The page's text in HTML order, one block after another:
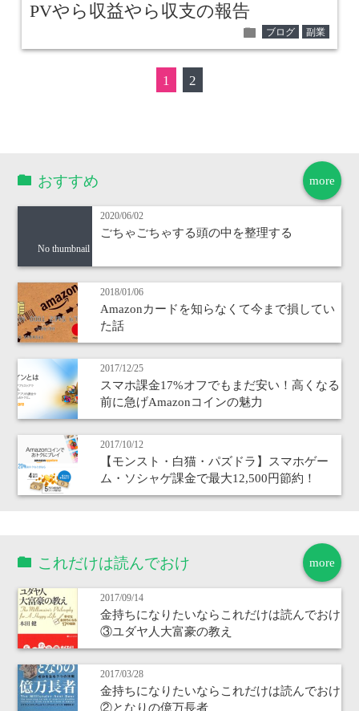
PVやら収益やら収支の報告
folder ブログ 副業
1 2
more
おすすめ
No thumbnail
2020/06/02
ごちゃごちゃする頭の中を整理する
2018/01/06
Amazonカードを知らなくて今まで損してい
た話
2017/12/25
スマホ課金17%オフでもまだ安い！高くなる
前に急げAmazonコインの魅力
2017/10/12
【モンスト・白猫・パズドラ】スマホゲー
ム・ソシャゲ課金で最大12,500円節約！
more
これだけは読んでおけ
2017/09/14
金持ちになりたいならこれだけは読んでおけ
③ユダヤ人大富豪の教え
2017/03/28
金持ちになりたいならこれだけは読んでおけ
②となりの億万長者